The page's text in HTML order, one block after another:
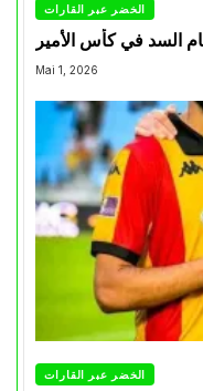
الخضر عبر القارات
السد في كأس الأمير
Mai 1, 2026
الخضر عبر القارات